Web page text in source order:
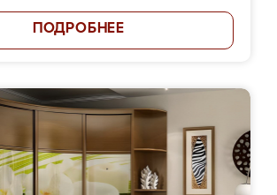
ПОДРОБНЕЕ